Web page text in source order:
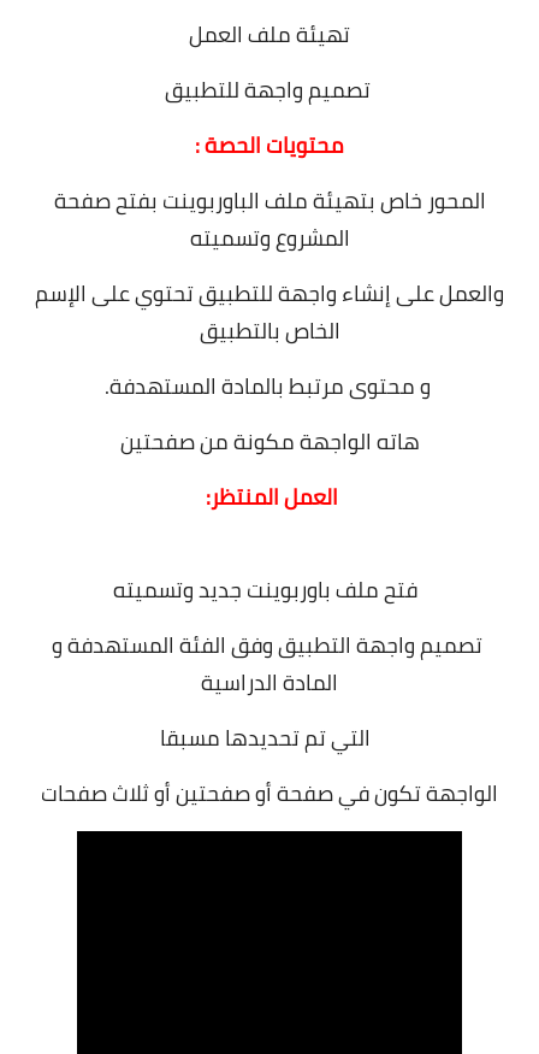
تهيئة ملف العمل
تصميم واجهة للتطبيق
محتويات الحصة :
المحور خاص بتهيئة ملف الباوربوينت بفتح صفحة
المشروع وتسميته
والعمل على إنشاء واجهة للتطبيق تحتوي على الإسم
الخاص بالتطبيق
و محتوى مرتبط بالمادة المستهدفة.
هاته الواجهة مكونة من صفحتين
العمل المنتظر:
فتح ملف باوربوينت جديد وتسميته
تصميم واجهة التطبيق وفق الفئة المستهدفة و
المادة الدراسية
التي تم تحديدها مسبقا
الواجهة تكون في صفحة أو صفحتين أو ثلاث صفحات